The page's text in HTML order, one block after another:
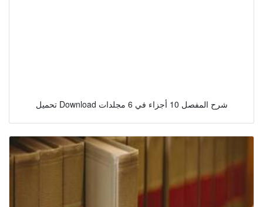
تحميل Download شرح المفصل 10 أجزاء في 6 مجلدات